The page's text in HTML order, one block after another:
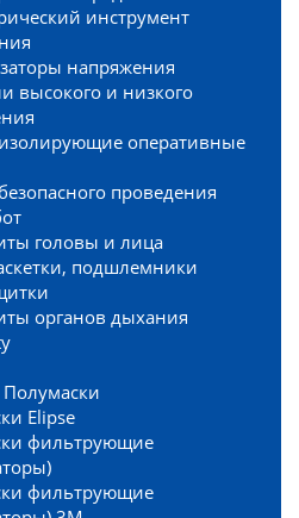
инструмент
напряжения
высокого и низкого
оперативные
проведения
головы и лица
подшлемники
органов дыхания
Elipse
фильтрующие
фильтрующие